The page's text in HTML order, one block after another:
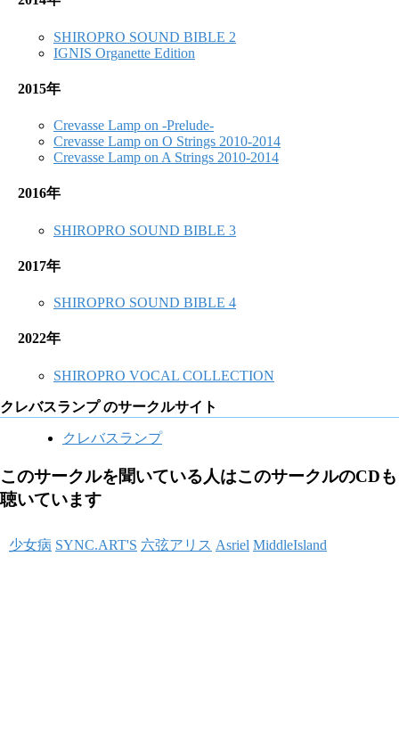
SHIROPRO SOUND BIBLE 2
IGNIS Organette Edition
2015年
Crevasse Lamp on -Prelude-
Crevasse Lamp on O Strings 2010-2014
Crevasse Lamp on A Strings 2010-2014
2016年
SHIROPRO SOUND BIBLE 3
2017年
SHIROPRO SOUND BIBLE 4
2022年
SHIROPRO VOCAL COLLECTION
クレバスランプ のサークルサイト
クレバスランプ
このサークルを聞いている人はこのサークルのCDも
聴いています
少女病 SYNC.ART'S 六弦アリス Asriel MiddleIsland